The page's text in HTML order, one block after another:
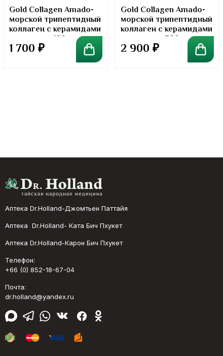
Gold Collagen Amado-
морской трипептидный
коллаген с керамидами
в порошке. 100 грамм
1 700 ₽
Gold Collagen Amado-
морской трипептидный
коллаген с керамидами
в порошке. 300 грамм
2 900 ₽
Аптека Dr.Holland-Джомтьен Паттайя
Аптека Dr.Holland- Ката Бич Пхукет
Аптека Dr.Holland-Карон Бич Пхукет
Телефон:
+66 (0) 852-18-67-04
Почта:
dr.holland@yandex.ru